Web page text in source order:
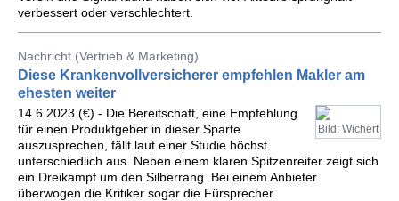
verbessert oder verschlechtert.
Nachricht (Vertrieb & Marketing)
Diese Krankenvollversicherer empfehlen Makler am
ehesten weiter
Bild: Wichert
14.6.2023 (€) - Die Bereitschaft, eine Empfehlung
für einen Produktgeber in dieser Sparte
auszusprechen, fällt laut einer Studie höchst
unterschiedlich aus. Neben einem klaren Spitzenreiter zeigt sich
ein Dreikampf um den Silberrang. Bei einem Anbieter
überwogen die Kritiker sogar die Fürsprecher.